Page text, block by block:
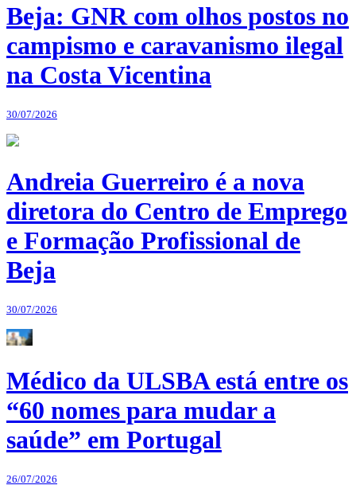
Beja: GNR com olhos postos no
campismo e caravanismo ilegal
na Costa Vicentina
30/07/2026
Andreia Guerreiro é a nova
diretora do Centro de Emprego
e Formação Profissional de
Beja
30/07/2026
Médico da ULSBA está entre os
“60 nomes para mudar a
saúde” em Portugal
26/07/2026